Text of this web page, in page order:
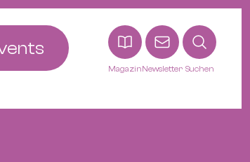
MagazinNewsletter Suchen